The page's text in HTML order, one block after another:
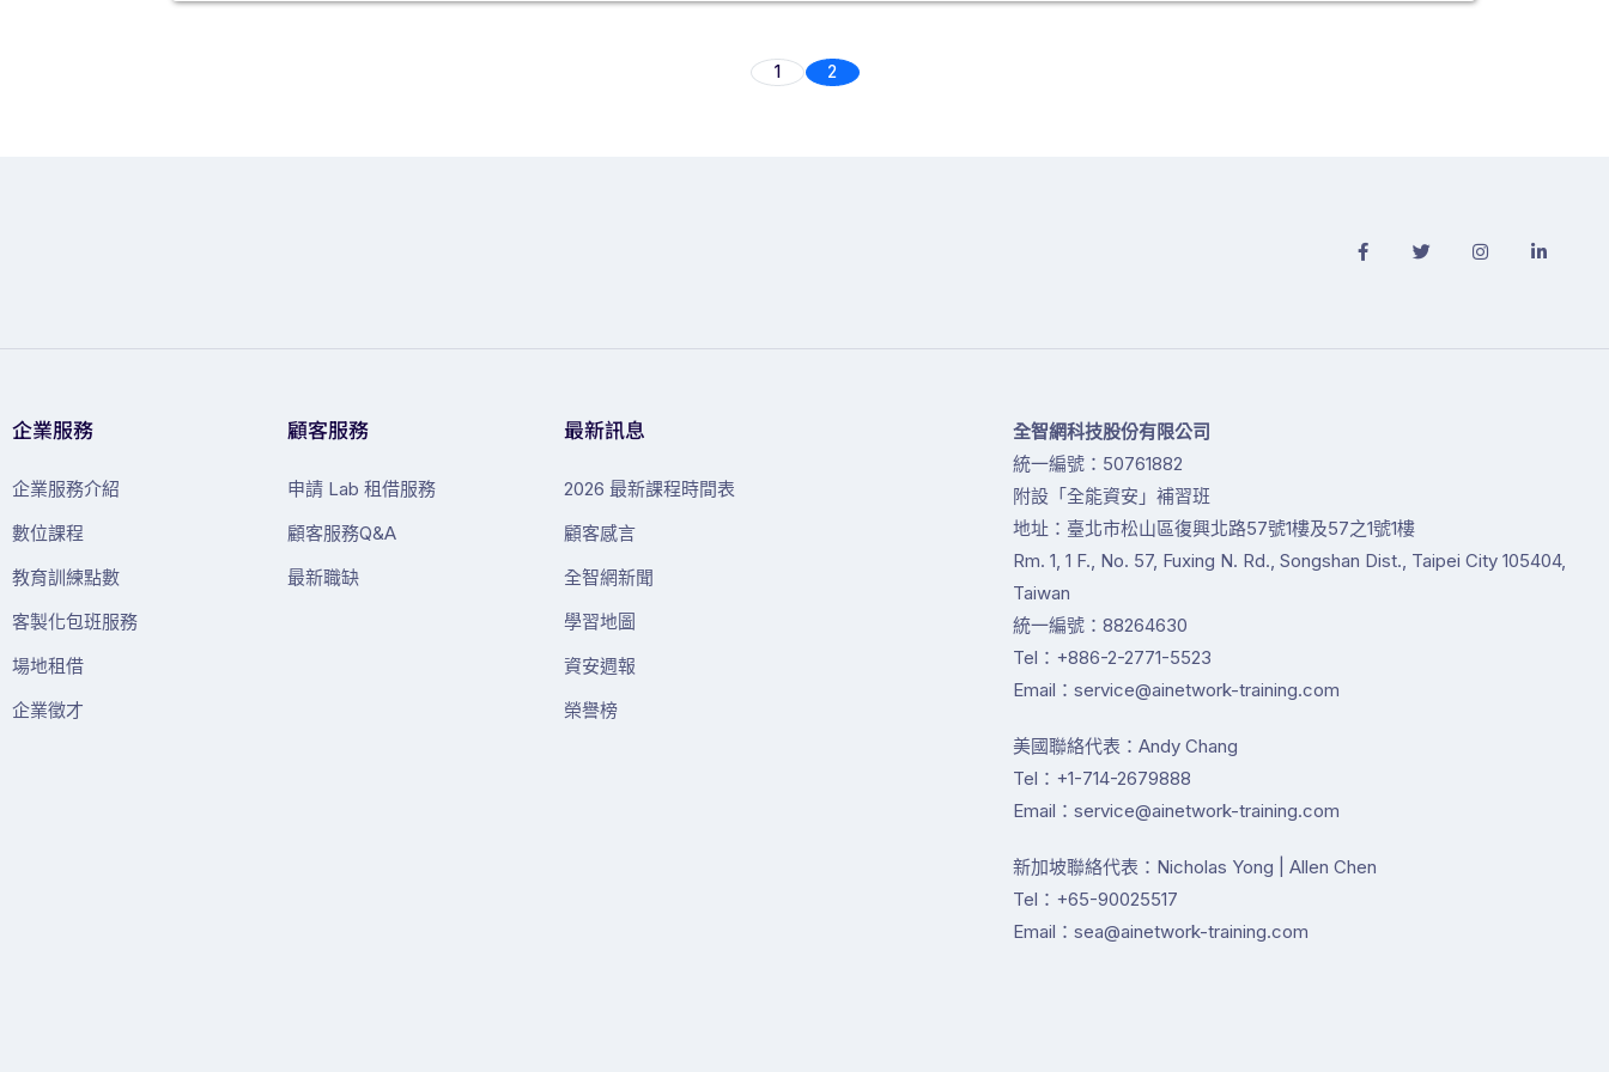
1 2
企業服務
企業服務介紹
數位課程
教育訓練點數
客製化包班服務
場地租借
企業徵才
顧客服務
申請 Lab 租借服務
顧客服務Q&A
最新職缺
最新訊息
2026 最新課程時間表
顧客感言
全智網新聞
學習地圖
資安週報
榮譽榜
全智網科技股份有限公司
統一編號：50761882
附設「全能資安」補習班
地址：臺北市松山區復興北路57號1樓及57之1號1樓
Rm. 1, 1 F., No. 57, Fuxing N. Rd., Songshan Dist., Taipei City 105404,
Taiwan
統一編號：88264630
Tel：+886-2-2771-5523
Email：service@ainetwork-training.com
美國聯絡代表：Andy Chang
Tel：+1-714-2679888
Email：service@ainetwork-training.com
新加坡聯絡代表：Nicholas Yong | Allen Chen
Tel：+65-90025517
Email：sea@ainetwork-training.com